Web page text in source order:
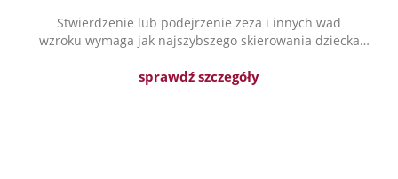
Stwierdzenie lub podejrzenie zeza i innych wad
wzroku wymaga jak najszybszego skierowania dziecka
sprawdź szczegóły